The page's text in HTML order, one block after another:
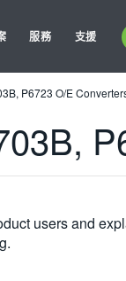
服務 支援
P6723 O/E
users and